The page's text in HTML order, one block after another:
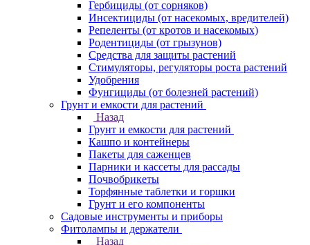
Гербициды (от сорняков)
Инсектициды (от насекомых, вредителей)
Репеленты (от кротов и насекомых)
Родентициды (от грызунов)
Средства для защиты растений
Стимуляторы, регуляторы роста растений
Удобрения
Фунгициды (от болезней растений)
Грунт и емкости для растений
Назад
Грунт и емкости для растений
Кашпо и контейнеры
Пакеты для саженцев
Парники и кассеты для рассады
Почвобрикеты
Торфянные таблетки и горшки
Грунт и его компоненты
Садовые инструменты и приборы
Фитолампы и держатели
Назад